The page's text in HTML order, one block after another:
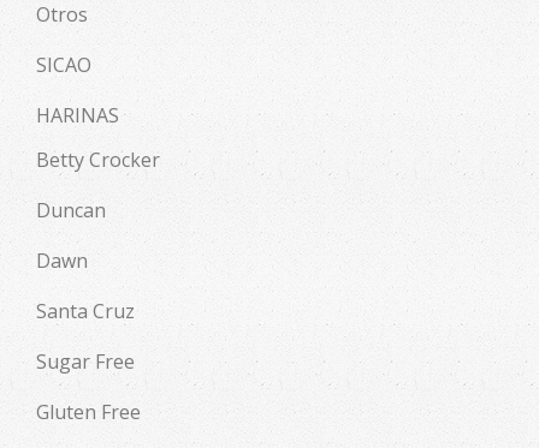
Otros
SICAO
HARINAS
Betty Crocker
Duncan
Dawn
Santa Cruz
Sugar Free
Gluten Free